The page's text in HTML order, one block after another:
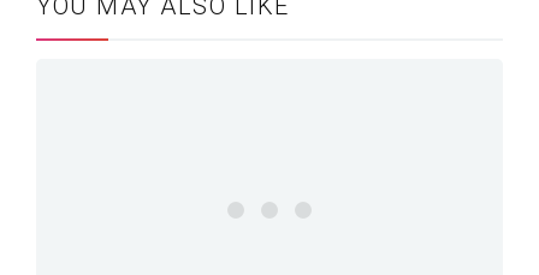
YOU MAY ALSO LIKE